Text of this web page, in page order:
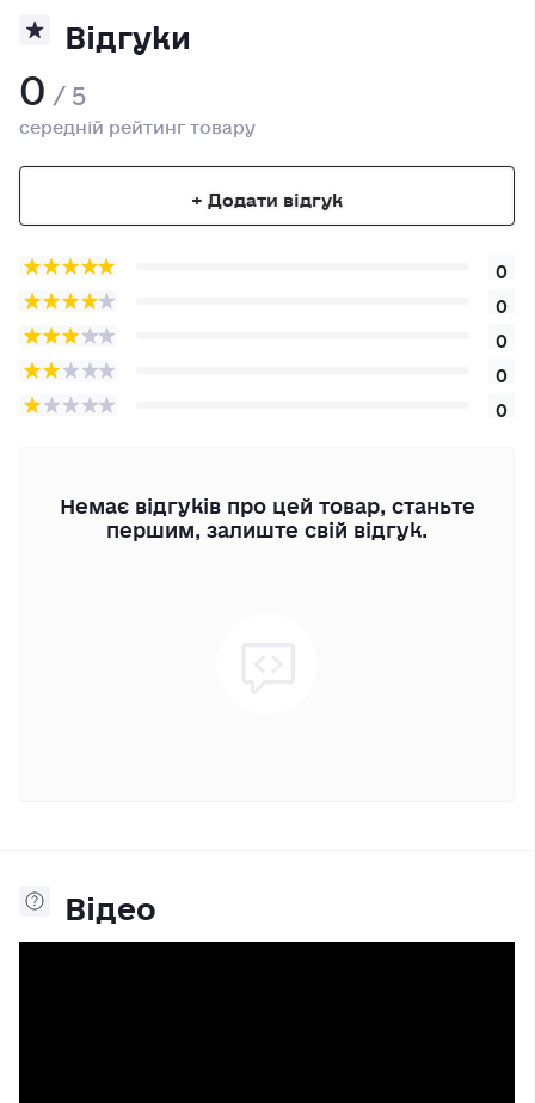
Відгуки
0 / 5
середній рейтинг товару
+ Додати відгук
0
0
0
0
0
Немає відгуків про цей товар, станьте
першим, залиште свій відгук.
Відео